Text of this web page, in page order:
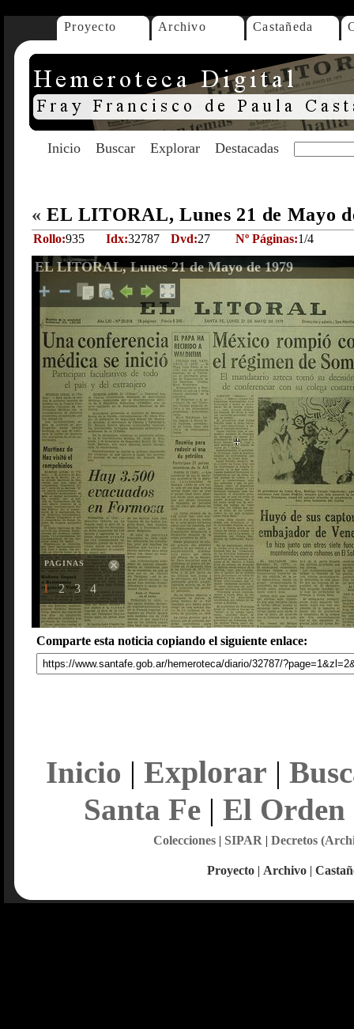
Proyecto Archivo Castañeda
Inicio Buscar Explorar Destacadas
« EL LITORAL, Lunes 21 de Mayo
Rollo:935 Idx:32787 Dvd:27 Nº Páginas:1/4
EL LITORAL, Lunes 21 de Mayo de 1979
PAGINAS
1 2 3 4
Comparte esta noticia copiando el siguiente enlace:
Inicio | Explorar |
Santa Fe| El Orden
Colecciones| SIPAR | Decretos
Proyecto | Archivo |